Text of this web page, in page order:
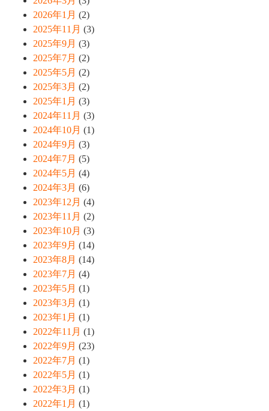
2026年1月 (2)
2025年11月 (3)
2025年9月 (3)
2025年7月 (2)
2025年5月 (2)
2025年3月 (2)
2025年1月 (3)
2024年11月 (3)
2024年10月 (1)
2024年9月 (3)
2024年7月 (5)
2024年5月 (4)
2024年3月 (6)
2023年12月 (4)
2023年11月 (2)
2023年10月 (3)
2023年9月 (14)
2023年8月 (14)
2023年7月 (4)
2023年5月 (1)
2023年3月 (1)
2023年1月 (1)
2022年11月 (1)
2022年9月 (23)
2022年7月 (1)
2022年5月 (1)
2022年3月 (1)
2022年1月 (1)